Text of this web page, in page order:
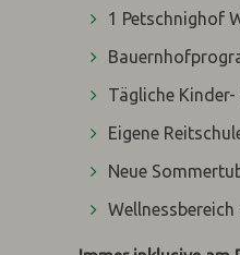
1 Petschnighof
Tägliche
Eigene
Neue